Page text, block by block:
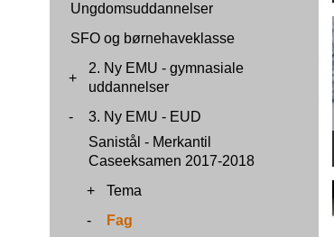
Ungdomsuddannelser
SFO og børnehaveklasse
+
2. Ny EMU - gymnasiale
uddannelser
-
3. Ny EMU - EUD
Sanistål - Merkantil
Caseeksamen 2017-2018
+
Tema
-
Fag